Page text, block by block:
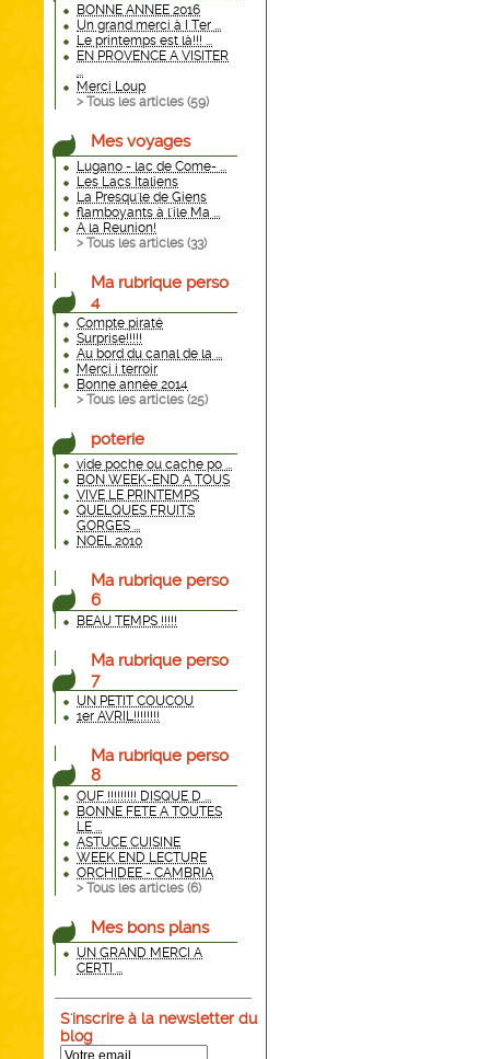
BONNE ANNEE 2016
Un grand merci à I Ter ...
Le printemps est là!!! ...
EN PROVENCE A VISITER
...
Merci Loup
> Tous les articles (59)
Mes voyages
Lugano - lac de Come- ...
Les Lacs Italiens
La Presqu'le de Giens
flamboyants à l'ile Ma ...
A la Reunion!
> Tous les articles (33)
Ma rubrique perso
4
Compte piraté
Surprise!!!!!
Au bord du canal de la ...
Merci i terroir
Bonne année 2014
> Tous les articles (25)
poterie
vide poche ou cache po ...
BON WEEK-END A TOUS
VIVE LE PRINTEMPS
QUELQUES FRUITS
GORGES ...
NOEL 2010
Ma rubrique perso
6
BEAU TEMPS !!!!!
Ma rubrique perso
7
UN PETIT COUCOU
1er AVRIL!!!!!!!!
Ma rubrique perso
8
OUF !!!!!!!!! DISQUE D ...
BONNE FETE A TOUTES
LE ...
ASTUCE CUISINE
WEEK END LECTURE
ORCHIDEE - CAMBRIA
> Tous les articles (6)
Mes bons plans
UN GRAND MERCI A
CERTI ...
S'inscrire à la newsletter du
blog